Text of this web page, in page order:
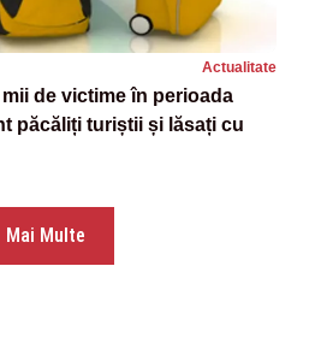
Actualitate
de victime în perioada
păcăliți turiștii și lăsați cu
Mai Multe